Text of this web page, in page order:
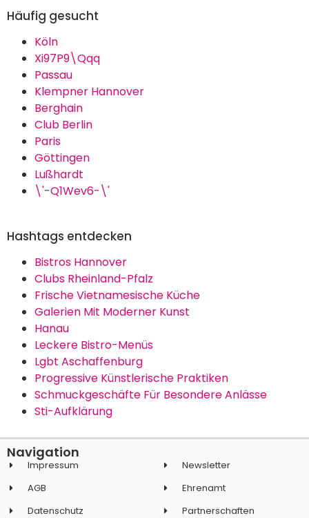
Häufig gesucht
Köln
Xi97P9\Qqq
Passau
Klempner Hannover
Berghain
Club Berlin
Paris
Göttingen
Lußhardt
\'-Q1Wev6-\'
Hashtags entdecken
Bistros Hannover
Clubs Rheinland-Pfalz
Frische Vietnamesische Küche
Galerien Mit Moderner Kunst
Hanau
Leckere Bistro-Menüs
Lgbt Aschaffenburg
Progressive Künstlerische Praktiken
Schmuckgeschäfte Für Besondere Anlässe
Sti-Aufklärung
Navigation
Impressum
AGB
Datenschutz
Newsletter
Ehrenamt
Partnerschaften